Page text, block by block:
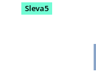
Sleva5